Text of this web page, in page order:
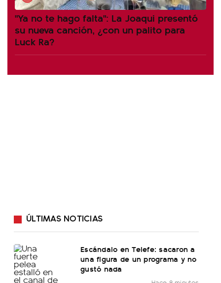
"Ya no te hago falta": La Joaqui presentó
su nueva canción, ¿con un palito para
Luck Ra?
ÚLTIMAS NOTICIAS
Escándalo en Telefe: sacaron a
una figura de un programa y no
gustó nada